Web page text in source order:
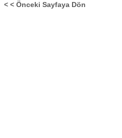
< < Önceki Sayfaya Dön